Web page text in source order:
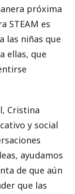
próxima
STEAM es
las niñas que
ellas, que
Cristina
y social
ayudamos
de que aún
que las